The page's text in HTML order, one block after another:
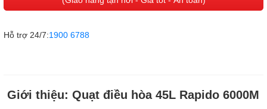
Hỗ trợ 24/7:1900 6788
Giới thiệu: Quạt điều hòa 45L Rapido 6000M